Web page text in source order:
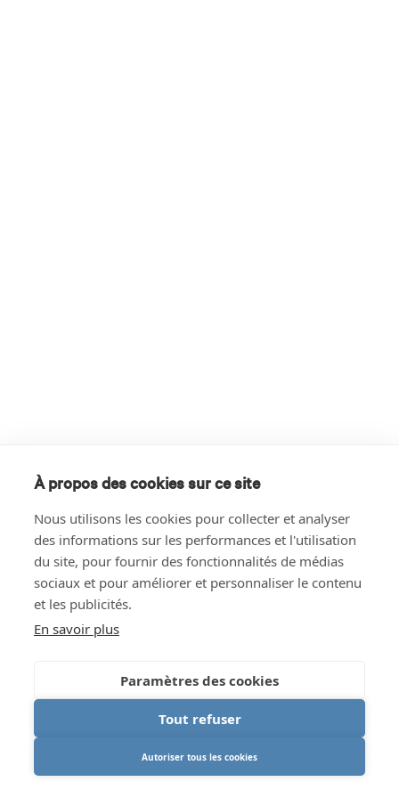
À propos des cookies sur ce site
Nous utilisons les cookies pour collecter et analyser
des informations sur les performances et l'utilisation
du site, pour fournir des fonctionnalités de médias
sociaux et pour améliorer et personnaliser le contenu
et les publicités.
En savoir plus
Paramètres des cookies
Tout refuser
Autoriser tous les cookies